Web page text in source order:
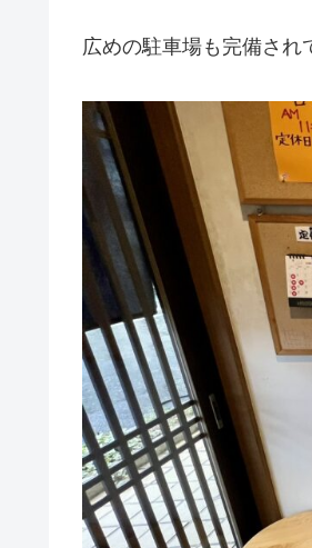
広めの駐車場も完備され